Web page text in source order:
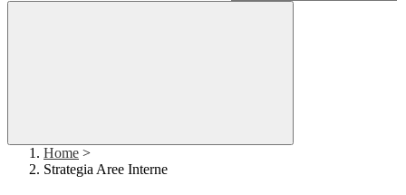
Home >
Strategia Aree Interne